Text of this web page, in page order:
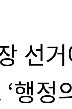
선
행정